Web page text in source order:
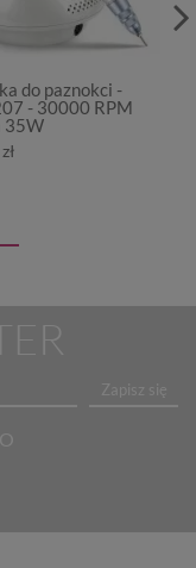
do paznokci -
- 30000 RPM
35W
Zapisz się